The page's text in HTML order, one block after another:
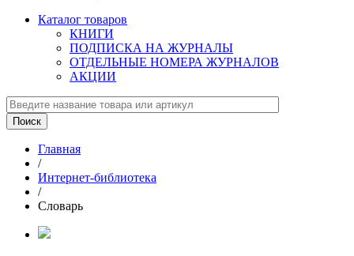
Каталог товаров
КНИГИ
ПОДПИСКА НА ЖУРНАЛЫ
ОТДЕЛЬНЫЕ НОМЕРА ЖУРНАЛОВ
АКЦИИ
Главная
/
Интернет-библиотека
/
Словарь